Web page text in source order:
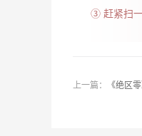
③ 赶紧扫
上一篇： 《绝区